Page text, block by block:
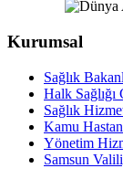
Kurumsal
Sağlık
Halk
Sağlık
Kamu
Yönetim
Samsun